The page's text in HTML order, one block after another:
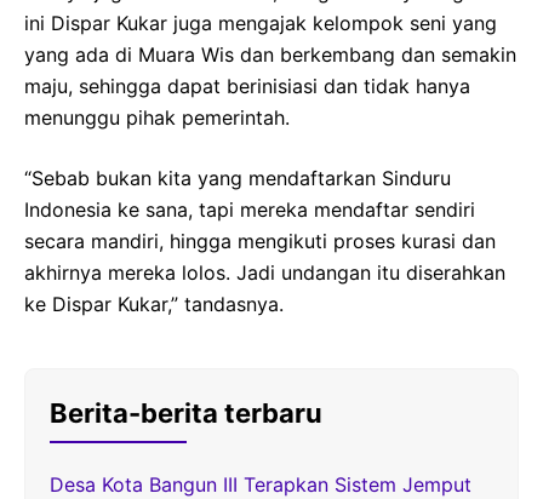
ini Dispar Kukar juga mengajak kelompok seni yang
yang ada di Muara Wis dan berkembang dan semakin
maju, sehingga dapat berinisiasi dan tidak hanya
menunggu pihak pemerintah.
“Sebab bukan kita yang mendaftarkan Sinduru
Indonesia ke sana, tapi mereka mendaftar sendiri
secara mandiri, hingga mengikuti proses kurasi dan
akhirnya mereka lolos. Jadi undangan itu diserahkan
ke Dispar Kukar,” tandasnya.
Berita-berita terbaru
Desa Kota Bangun III Terapkan Sistem Jemput